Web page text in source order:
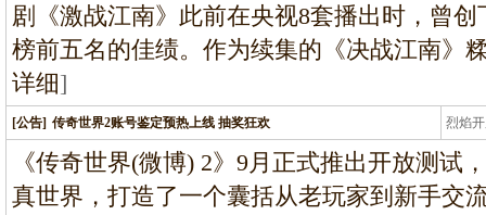
剧《激战江南》此前在央视8套播出时，曾
榜前五名的佳绩。作为续集的《决战江南》
详细]
[公告] 传奇世界2账号鉴定预热上线 抽奖狂欢 烈焰
《传奇世界(微博) 2》9月正式推出开放测试
真世界，打造了一个囊括从老玩家到新手交